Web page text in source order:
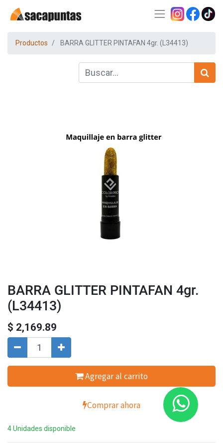
Productos BARRA GLITTER PINTAFAN 4gr. (L34413)
BARRA GLITTER PINTAFAN 4gr.
(L34413)
$ 2,169.89
Agregar al carrito
Comprar ahora
4 Unidades disponible